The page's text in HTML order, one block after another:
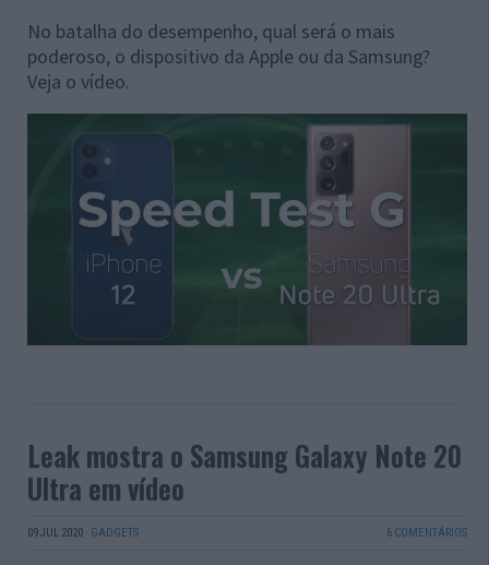
No batalha do desempenho, qual será o mais
poderoso, o dispositivo da Apple ou da Samsung?
Veja o vídeo.
Leak mostra o Samsung Galaxy Note 20
Ultra em vídeo
09 JUL 2020 · GADGETS 6 COMENTÁRIOS